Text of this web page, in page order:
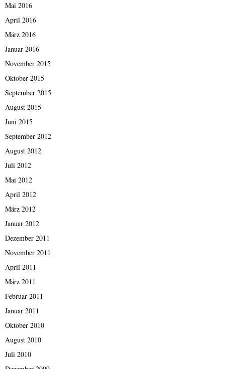
Mai 2016
April 2016
März 2016
Januar 2016
November 2015
Oktober 2015
September 2015
August 2015
Juni 2015
September 2012
August 2012
Juli 2012
Mai 2012
April 2012
März 2012
Januar 2012
Dezember 2011
November 2011
April 2011
März 2011
Februar 2011
Januar 2011
Oktober 2010
August 2010
Juli 2010